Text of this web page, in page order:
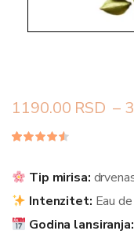
1190.00 RSD –
5 na
osnovu
kupaca
Tip mirisa:
Intenzitet: Eau
Godina lansiranja: